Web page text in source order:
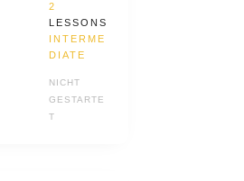
2
LESSONS
INTERME
DIATE
NICHT
GESTARTE
T